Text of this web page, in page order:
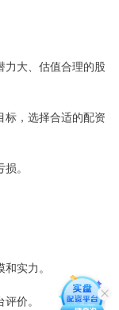
力大、估值合理的股
标，选择合适的配资
。
实力。
价。